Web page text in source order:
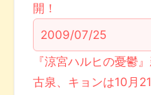
開！
2009/07/25
『涼宮ハルヒの憂鬱
古泉、キョンは10月